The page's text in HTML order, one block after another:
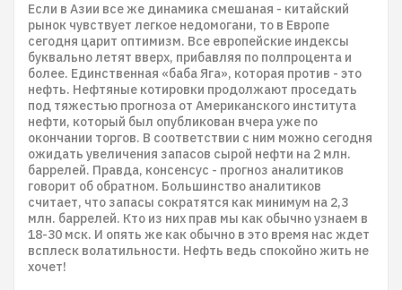
Если в Азии все же динамика смешаная - китайский
рынок чувствует легкое недомогани, то в Европе
сегодня царит оптимизм. Все европейские индексы
буквально летят вверх, прибавляя по полпроцента и
более. Единственная «баба Яга», которая против - это
нефть. Нефтяные котировки продолжают проседать
под тяжестью прогноза от Американского института
нефти, который был опубликован вчера уже по
окончании торгов. В соответствии с ним можно сегодня
ожидать увеличения запасов сырой нефти на 2 млн.
баррелей. Правда, консенсус - прогноз аналитиков
говорит об обратном. Большинство аналитиков
считает, что запасы сократятся как минимум на 2,3
млн. баррелей. Кто из них прав мы как обычно узнаем в
18-30 мск. И опять же как обычно в это время нас ждет
всплеск волатильности. Нефть ведь спокойно жить не
хочет!